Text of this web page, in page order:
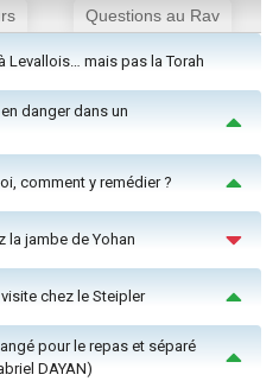
Questions au Rav
Levallois… mais pas la Torah
en danger dans un
comment y remédier ?
la jambe de Yohan
chez le Steipler
pour le repas et séparé
DAYAN)